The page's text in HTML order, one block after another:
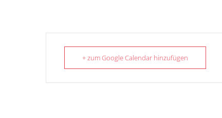
+ zum Google Calendar hinzufügen